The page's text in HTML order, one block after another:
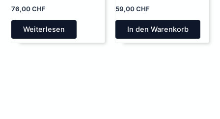
76,00CHF
Weiterlesen
59,00CHF
In den Warenkorb